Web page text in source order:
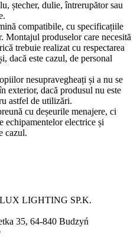
ștecher, dulie, întrerupător sau
compatibile, cu specificațiile
Montajul produselor care necesită
trebuie realizat cu respectarea
dacă este cazul, de personal
nesupravegheați și a nu se
exterior, dacă produsul nu este
astfel de utilizări.
cu deșeurile menajere, ci
electrice și
cazul.
LIGHTING SP.K.
35, 64-840 Budzyń